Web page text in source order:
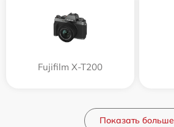
Fujifilm X-T200
Показать больше